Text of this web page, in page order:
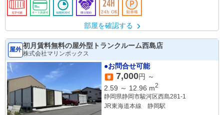
部屋を確認する
屋外 初月賃料無料の屋外型トランクルーム西島店
株式会社マリンボックス
●お問合せ可能
7,000円 ～
2.59 ～ 12.96 m2
静岡県静岡市駿河区西島281-1
JR東海道本線 静岡駅